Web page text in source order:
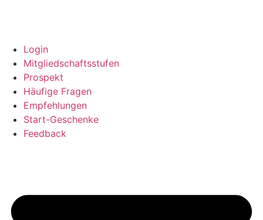
Login
Mitgliedschaftsstufen
Prospekt
Häufige Fragen
Empfehlungen
Start-Geschenke
Feedback